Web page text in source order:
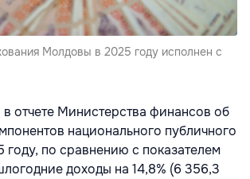
Молдовы в 2025 году исполнен с
в отчете Министерства финансов об
национального публичного
по сравнению с показателем
доходы на 14,8% (6 356,3